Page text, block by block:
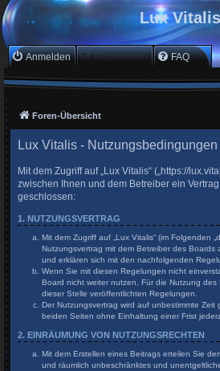
Lux Vitalis
Anmelden Registrieren FAQ
Foren-Übersicht
Lux Vitalis - Nutzungsbedingungen
Mit dem Zugriff auf „Lux Vitalis“ („https://
zwischen Ihnen und dem Betreiber ein
geschlossen:
1. NUTZUNGSVERTRAG
Mit dem Zugriff auf „Lux Vitalis“ (im Folgenden
Nutzungsvertrag mit dem Betreiber des Boards
und erklären sich mit den nachfolgenden
Wenn Sie mit diesen Regelungen nicht
Board nicht weiter nutzen. Für die Nutzung des
dieser Stelle veröffentlichten Regelungen.
Der Nutzungsvertrag wird auf unbestimmte Zeit
beiden Seiten ohne Einhaltung einer Frist
2. EINRÄUMUNG VON NUTZUNGSRECHTEN
Mit dem Erstellen eines Beitrags erteilen Sie
und räumlich unbeschränktes und